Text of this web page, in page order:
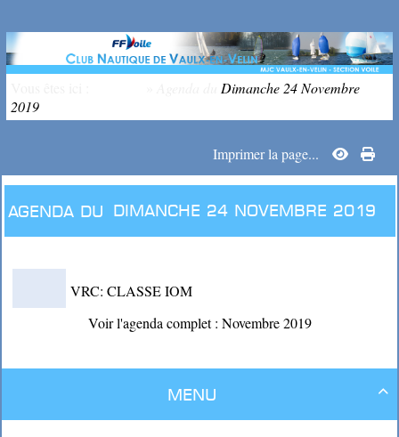
Dimanche 24 Novembre
2019
Imprimer la page...

Menu
Agenda du Dimanche 24 Novembre 2019
VRC: CLASSE IOM
Voir l'agenda complet : Novembre 2019